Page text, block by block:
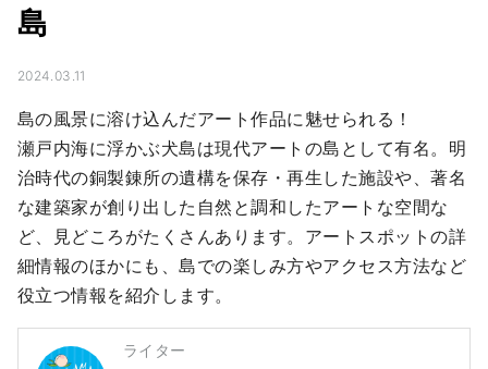
島
2024.03.11
島の風景に溶け込んだアート作品に魅せられる！
瀬戸内海に浮かぶ犬島は現代アートの島として有名。明
治時代の銅製錬所の遺構を保存・再生した施設や、著名
な建築家が創り出した自然と調和したアートな空間な
ど、見どころがたくさんあります。アートスポットの詳
細情報のほかにも、島での楽しみ方やアクセス方法など
役立つ情報を紹介します。
ライター